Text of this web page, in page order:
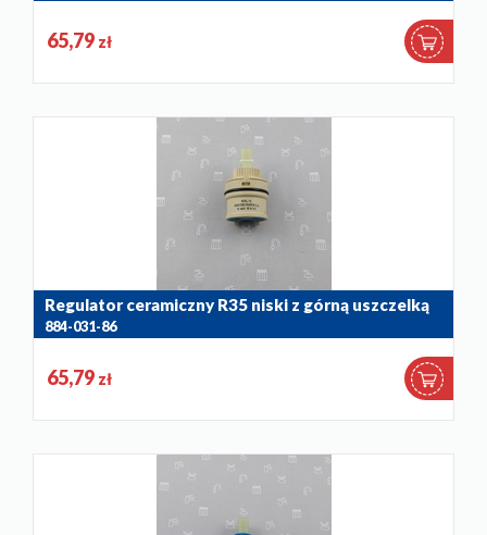
65,79 zł
Regulator ceramiczny R35 niski z górną uszczelką
884-031-86
65,79 zł